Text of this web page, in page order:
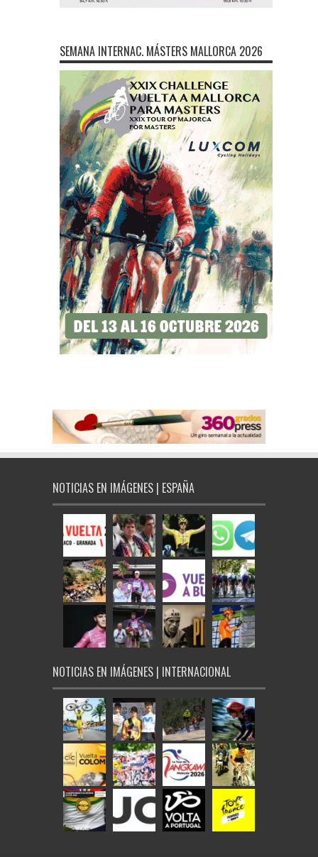
SEMANA INTERNAC. MÁSTERS MALLORCA 2026
NOTICIAS EN IMÁGENES | ESPAÑA
NOTICIAS EN IMÁGENES | INTERNACIONAL